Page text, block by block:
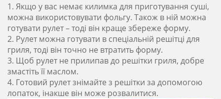
1. Якщо у вас немає килимка для приготування суші,
можна використовувати фольгу. Також в ній можна
готувати рулет – тоді він краще збереже форму.
2. Рулет можна готувати в спеціальній решітці для
гриля, тоді він точно не втратить форму.
3. Щоб рулет не прилипав до решітки гриля, добре
змастіть її маслом.
4. Готовий рулет знімайте з решітки за допомогою
лопаток, інакше він може розвалитися.